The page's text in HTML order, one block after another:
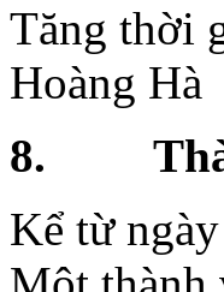
Tăng thời
Hoàng Hà
8.
Kể từ